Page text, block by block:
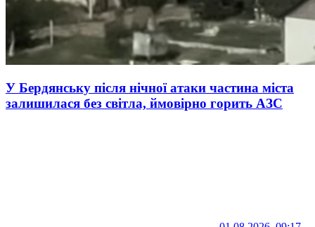
У Бердянську після нічної атаки частина міста
залишилася без світла, ймовірно горить АЗС